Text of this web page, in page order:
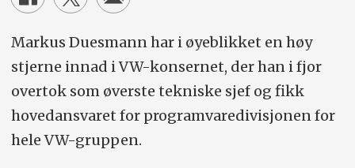
Markus Duesmann har i øyeblikket en høy
stjerne innad i VW-konsernet, der han i fjor
overtok som øverste tekniske sjef og fikk
hovedansvaret for programvaredivisjonen for
hele VW-gruppen.